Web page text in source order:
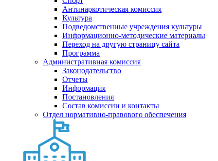
Антинаркотическая комиссия
Культура
Подведомственные учреждения культуры
Информационно-методические материалы
Переход на другую страницу сайта
Программа
Административная комиссия
Законодательство
Отчеты
Информация
Постановления
Состав комиссии и контакты
Отдел нормативно-правового обеспечения